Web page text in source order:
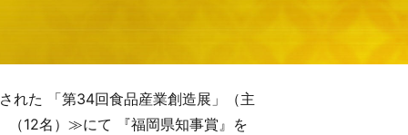
れた 「第34回食品産業創造展」（主
（12名）≫にて 『福岡県知事賞』を